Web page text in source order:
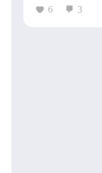
6 3